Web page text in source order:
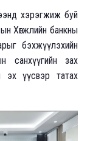
хэрэгжиж буй
Хөгжлийн банкны
бэхжүүлэхийн
санхүүгийн зах
эх үүсвэр татах